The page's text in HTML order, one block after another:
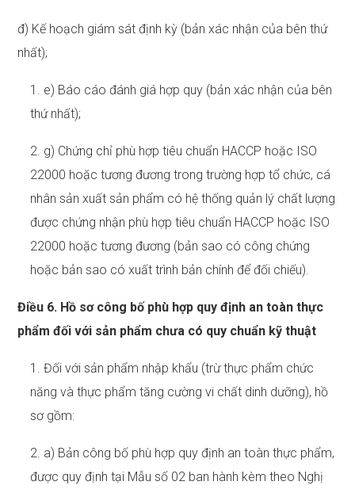
đ) Kế hoạch giám sát định kỳ (bản xác nhận của bên thứ
nhất);
1. e) Báo cáo đánh giá hợp quy (bản xác nhận của bên
thứ nhất);
2. g) Chứng chỉ phù hợp tiêu chuẩn HACCP hoặc ISO
22000 hoặc tương đương trong trường hợp tổ chức, cá
nhân sản xuất sản phẩm có hệ thống quản lý chất lượng
được chứng nhận phù hợp tiêu chuẩn HACCP hoặc ISO
22000 hoặc tương đương (bản sao có công chứng
hoặc bản sao có xuất trình bản chính để đối chiếu).
Điều 6. Hồ sơ công bố phù hợp quy định an toàn thực
phẩm đối với sản phẩm chưa có quy chuẩn kỹ thuật
1. Đối với sản phẩm nhập khẩu (trừ thực phẩm chức
năng và thực phẩm tăng cường vi chất dinh dưỡng), hồ
sơ gồm:
2. a) Bản công bố phù hợp quy định an toàn thực phẩm,
được quy định tại Mẫu số 02 ban hành kèm theo Nghị